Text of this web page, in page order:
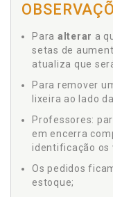
Para alterar a
setas de
atualiza que
Para remover
lixeira ao lado
Professores:
em encerra
identificação os
Os pedidos
estoque;